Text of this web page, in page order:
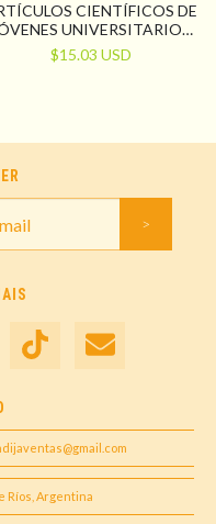
CIENTÍFICOS DE
UNIVERSITARIOS
DESDE LAS CIENCIAS
SOCIALES
$15.03 USD
Ríos, Argentina